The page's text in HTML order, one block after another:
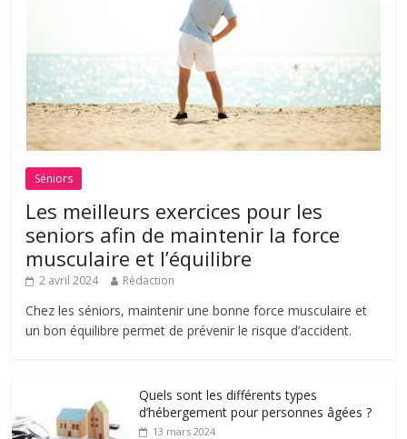
Séniors
Les meilleurs exercices pour les
seniors afin de maintenir la force
musculaire et l’équilibre
2 avril 2024 Rédaction
Chez les séniors, maintenir une bonne force musculaire et
un bon équilibre permet de prévenir le risque d’accident.
Quels sont les différents types
d’hébergement pour personnes âgées ?
13 mars 2024